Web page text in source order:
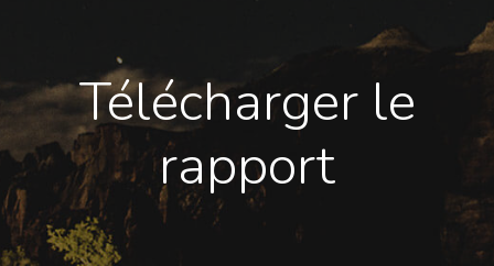
Télécharger le
rapport